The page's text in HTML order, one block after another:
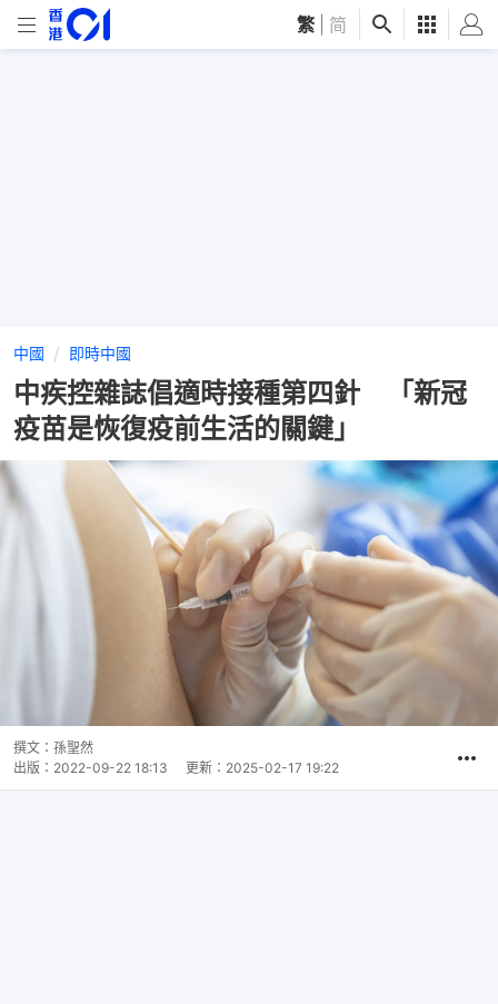
繁 简
中國 即時中國
中疾控雜誌倡適時接種第四針 「新冠
疫苗是恢復疫前生活的關鍵」
撰文： 孫聖然
出版： 2022-09-22 18:13 更新： 2025-02-17 19:22